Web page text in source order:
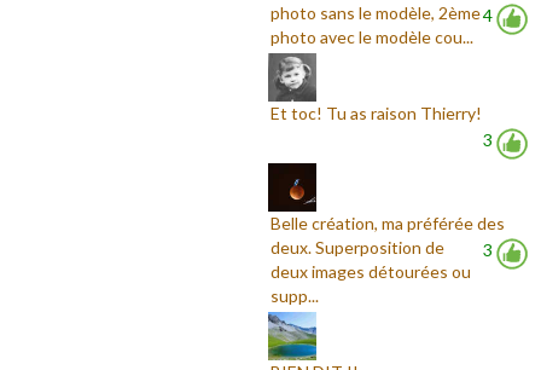
4
photo sans le modèle, 2ème
photo avec le modèle cou...
3
Et toc! Tu as raison Thierry!
3
Belle création, ma préférée des
deux. Superposition de
deux images détourées ou
supp...